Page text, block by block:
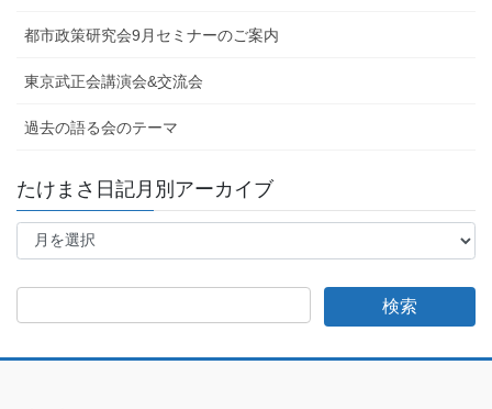
都市政策研究会9月セミナーのご案内
東京武正会講演会&交流会
過去の語る会のテーマ
たけまさ日記月別アーカイブ
た
さ
月